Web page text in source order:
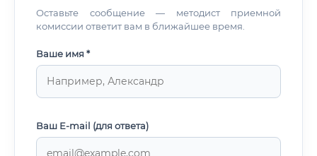
Оставьте сообщение — методист приемной
комиссии ответит вам в ближайшее время.
Ваше имя *
Ваш E-mail (для ответа)